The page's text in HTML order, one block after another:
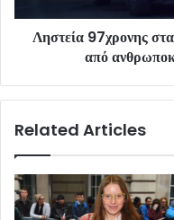
Ληστεία 97χρονης
από
Related Articles